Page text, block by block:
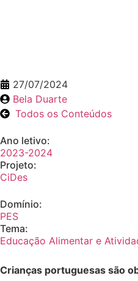
27/07/2024
Bela Duarte
Todos os Conteúdos
Ano letivo:
2023-2024
Projeto:
CiDes
Domínio:
PES
Tema:
Educação Alimentar e
Crianças portuguesas são